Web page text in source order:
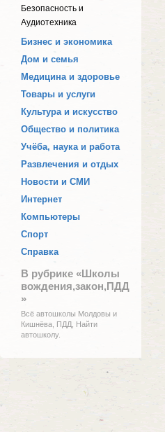
Безопасность и
Аудиотехника
Бизнес и экономика
Дом и семья
Медицина и здоровье
Товары и услуги
Культура и искусство
Общество и политика
Учёба, наука и работа
Развлечения и отдых
Новости и СМИ
Интернет
Компьютеры
Спорт
Справка
В рубрике «Школы
вождения,закон,ПДД
»
Всё автошколы Молдовы и
Кишнёва, ПДД, Найти
автошколу.